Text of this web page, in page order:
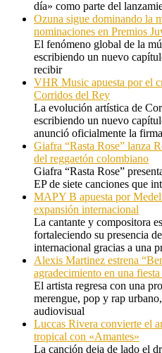
día» como parte del
Ozuna sigue dominando la
nominaciones en Premios
El fenómeno global de la
escribiendo un nuevo
recibir
VHR Music apuesta por el
Corridos del Rey
La evolución artística de
escribiendo un nuevo
anunció oficialmente la firma
Giafra “Rasta Rose” lanza
del reggaetón colombiano
Giafra “Rasta Rose”
EP de siete canciones que
MAPY B apuesta por
expansión internacional
La cantante y compositora
fortaleciendo su presencia
internacional gracias a una
Alexis Martinez estrena
agradecimiento en una
El artista regresa con una
merengue, pop y rap
audiovisual
Luccas Rivera convierte el
tropical con «Amantes»
La canción deja de lado el